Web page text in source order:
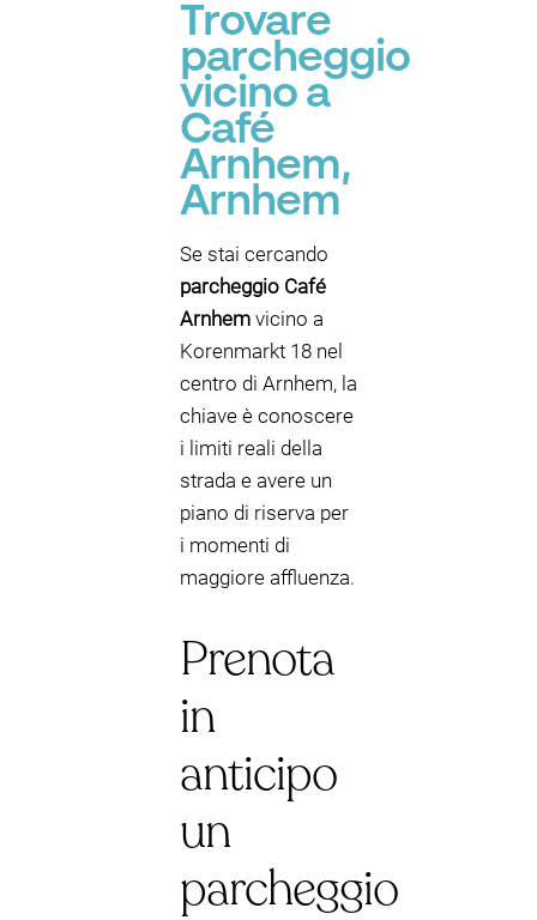
Trovare
parcheggio
vicino a
Café
Arnhem,
Arnhem
Se stai cercando
parcheggio Café
Arnhem vicino a
Korenmarkt 18 nel
centro di Arnhem, la
chiave è conoscere
i limiti reali della
strada e avere un
piano di riserva per
i momenti di
maggiore affluenza.
Prenota
in
anticipo
un
parcheggio